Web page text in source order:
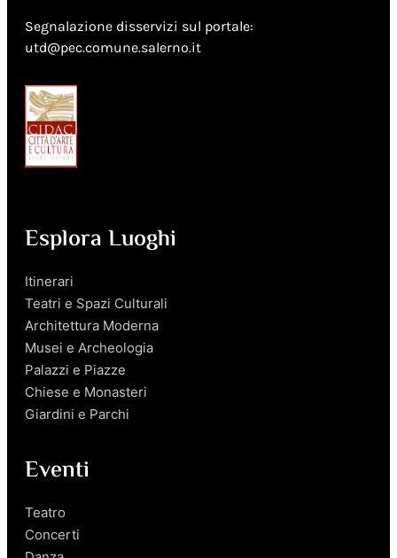
Segnalazione disservizi sul portale:
utd@pec.comune.salerno.it
Esplora Luoghi
Itinerari
Teatri e Spazi Culturali
Architettura Moderna
Musei e Archeologia
Palazzi e Piazze
Chiese e Monasteri
Giardini e Parchi
Eventi
Teatro
Concerti